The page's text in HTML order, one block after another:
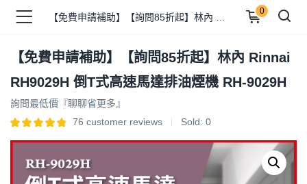
)
)
0
【免費申請補助】【詢問85折起】林內 Rinnai
RH9029H 倒T式高速馬達排油煙機 RH-9029H
詢問最低價『聊聊省更多』
76 customer reviews Sold: 0